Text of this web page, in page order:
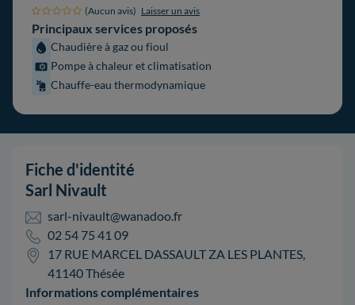
(Aucun avis) Laisser un avis
Principaux services proposés
Chaudière à gaz ou fioul
Pompe à chaleur et climatisation
Chauffe-eau thermodynamique
Fiche d'identité
Sarl Nivault
sarl-nivault@wanadoo.fr
02 54 75 41 09
17 RUE MARCEL DASSAULT ZA LES PLANTES,
41140 Thésée
Informations complémentaires